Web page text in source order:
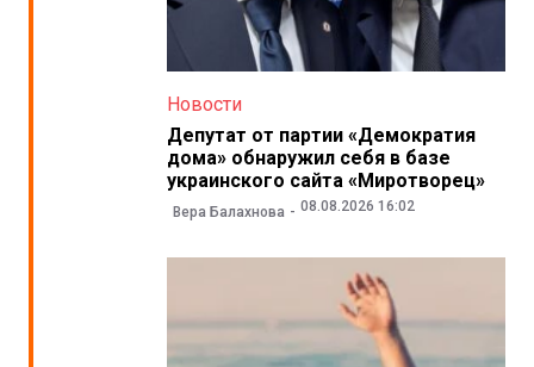
Новости
Депутат от партии «Демократия
дома» обнаружил себя в базе
украинского сайта «Миротворец»
Вера Балахнова 08.08.2026 16:02